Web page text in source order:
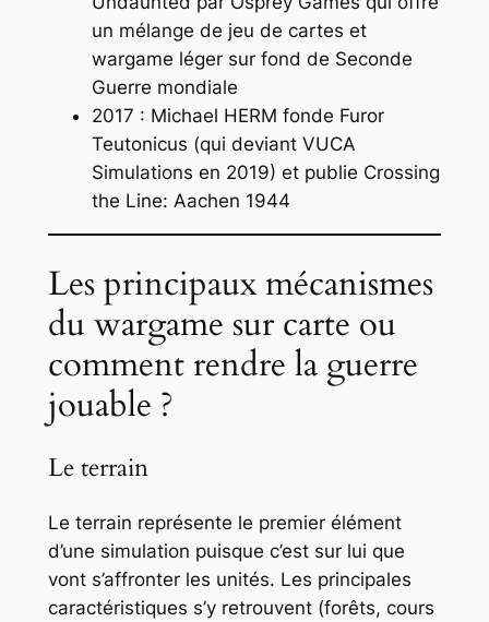
un mélange de jeu de cartes et
wargame léger sur fond de Seconde
Guerre mondiale
2017 : Michael HERM fonde Furor
Teutonicus (qui deviant VUCA
Simulations en 2019) et publie Crossing
the Line: Aachen 1944
Les principaux mécanismes
du wargame sur carte ou
comment rendre la guerre
jouable ?
Le terrain
Le terrain représente le premier élément
d’une simulation puisque c’est sur lui que
vont s’affronter les unités. Les principales
caractéristiques s’y retrouvent (forêts, cours